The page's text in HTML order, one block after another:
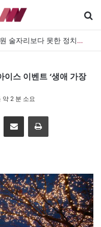
폐버스를 청년주택으로? 탑골공원 술자리보다 못한 정치의 상상력
스 이벤트 ‘생애 가장
약 2 분 소요
이메일